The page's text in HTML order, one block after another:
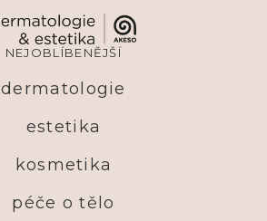
NEJOBLÍBENĚJŠÍ
dermatologie
estetika
kosmetika
péče o tělo